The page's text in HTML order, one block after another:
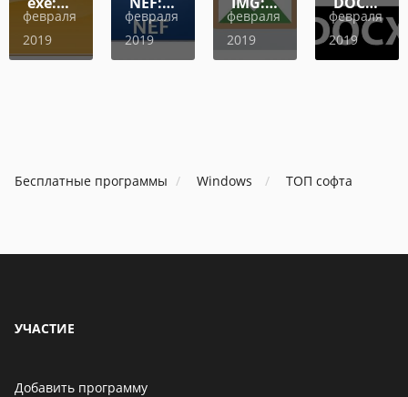
опасным вирусом
06 мая 2021
06 мая 2021
Бенчмарк AnTuTu
06 мая 2021
чем
открыть,
февраля
2019
чем
открыть,
февраля
2019
чем
открыть,
февраля
2019
чем
открыть,
февраля
2019
Бесплатные программы Windows ТОП софта
УЧАСТИЕ
Добавить программу